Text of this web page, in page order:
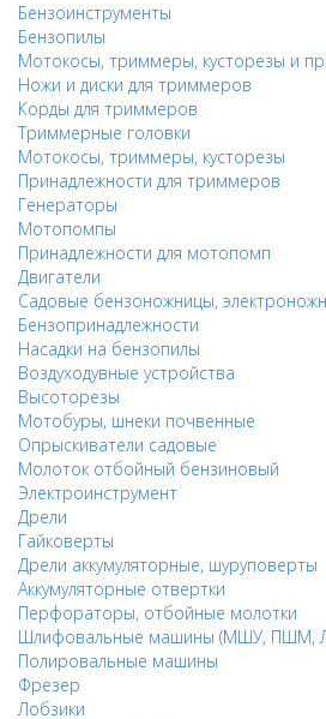
Бензоинструменты
Бензопилы
Мотокосы, триммеры, кусторезы и
Ножи и диски для триммеров
Корды для триммеров
Триммерные головки
Мотокосы, триммеры, кусторезы
Принадлежности для триммеров
Генераторы
Мотопомпы
Принадлежности для мотопомп
Двигатели
Садовые бензоножницы,
Бензопринадлежности
Насадки на бензопилы
Воздуходувные устройства
Высоторезы
Мотобуры, шнеки почвенные
Опрыскиватели садовые
Молоток отбойный бензиновый
Электроинструмент
Дрели
Гайковерты
Дрели аккумуляторные, шуруповерты
Аккумуляторные отвертки
Перфораторы, отбойные молотки
Шлифовальные машины (МШУ,
Полировальные машины
Фрезер
Лобзики